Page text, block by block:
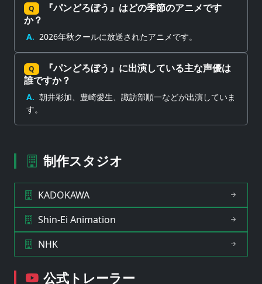
Q
『パンどろぼう』はどの季節のアニメです
か？
A. 2026年秋クールに放送されたアニメです。
Q
『パンどろぼう』に出演している主な声優は
誰ですか？
A. 朝井彩加、豊崎愛生、諏訪部順一などが出演していま
す。
制作スタジオ
KADOKAWA
Shin-Ei Animation
NHK
公式トレーラー